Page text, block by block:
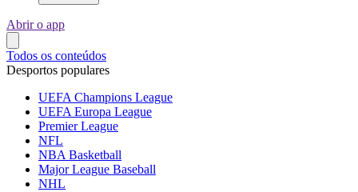
Abrir o app
Todos os conteúdos
Desportos populares
UEFA Champions League
UEFA Europa League
Premier League
NFL
NBA Basketball
Major League Baseball
NHL